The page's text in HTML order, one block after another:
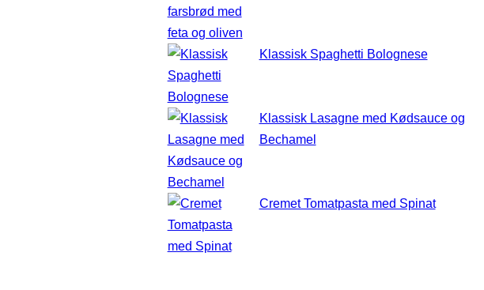
Klassisk Spaghetti Bolognese
Klassisk Lasagne med Kødsauce og
Bechamel
Cremet Tomatpasta med Spinat